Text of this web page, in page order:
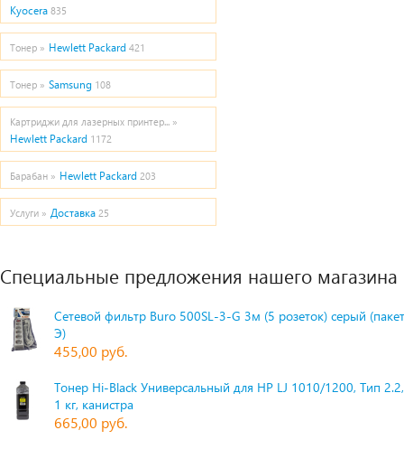
Kyocera 835
Тонер » Hewlett Packard 421
Тонер » Samsung 108
Картриджи для лазерных принтер... »
Hewlett Packard 1172
Барабан » Hewlett Packard 203
Услуги » Доставка 25
Специальные предложения нашего магазина
Сетевой фильтр Buro 500SL-3-G 3м (5 розеток) серый
Э)
455,00 руб.
Тонер Hi-Black Универсальный для HP LJ 1010/1200, Тип
1 кг, канистра
665,00 руб.